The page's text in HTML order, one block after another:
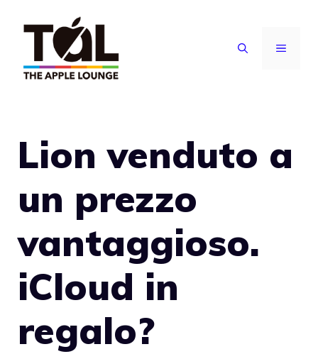
contenuto
MENU
Lion venduto a
un prezzo
vantaggioso.
iCloud in
regalo?